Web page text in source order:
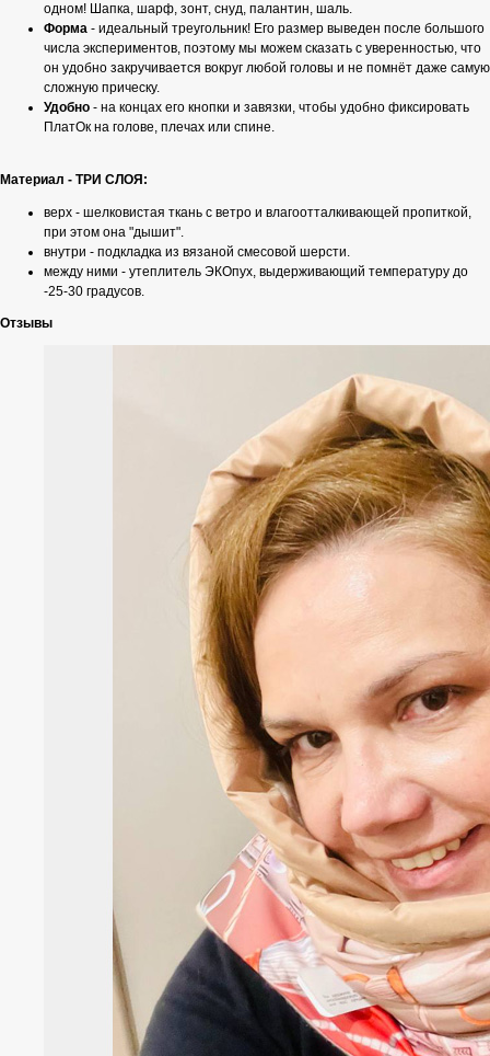
одном! Шапка, шарф, зонт, снуд, палантин, шаль.
Форма - идеальный треугольник! Его размер выведен после большого
числа экспериментов, поэтому мы можем сказать с уверенностью, что
он удобно закручивается вокруг любой головы и не помнёт даже самую
сложную прическу.
Удобно - на концах его кнопки и завязки, чтобы удобно фиксировать
ПлатОк на голове, плечах или спине.
Материал - ТРИ СЛОЯ:
верх - шелковистая ткань с ветро и влагоотталкивающей пропиткой,
при этом она "дышит".
внутри - подкладка из вязаной смесовой шерсти.
между ними - утеплитель ЭКОпух, выдерживающий температуру до
-25-30 градусов.
Отзывы